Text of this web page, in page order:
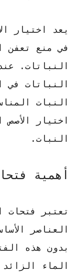
يعد اختيار
في منع تعفن
النباتات.
النباتات في
النبات
اختيار
النبات.
أهمية
تعتبر فتحات
العناصر
بدون هذه
الماء